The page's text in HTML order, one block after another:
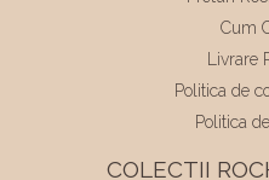
Cum
Livrare
Politica de
Politica
COLECTII